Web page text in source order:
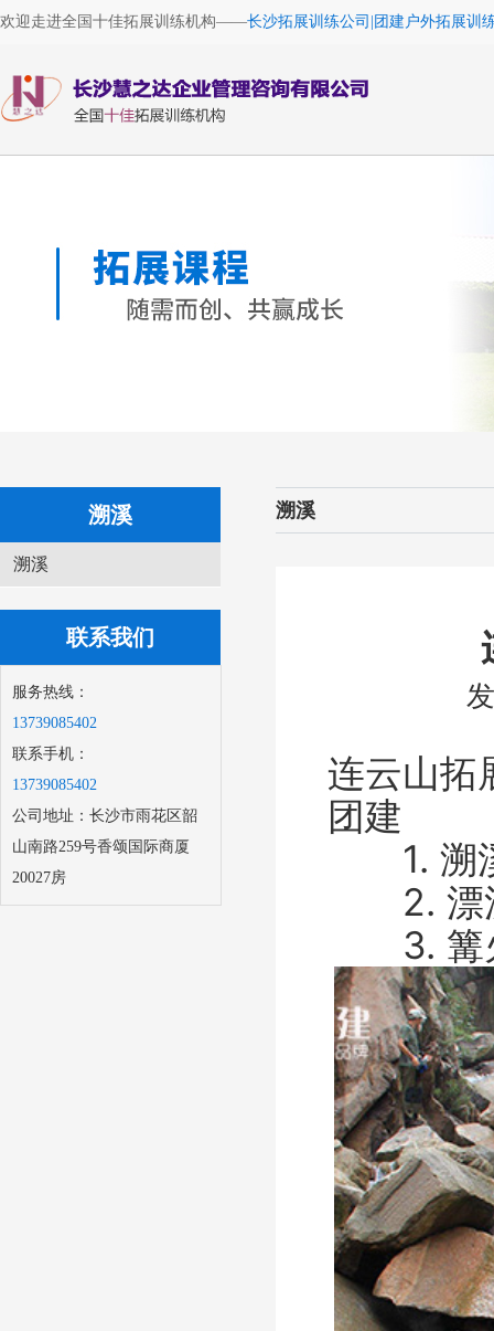
欢迎走进全国十佳拓展训练机构——长沙拓展训练公司|团建户外拓展训
溯溪
溯溪
联系我们
服务热线：
13739085402
联系手机：
13739085402
公司地址：长沙市雨花区韶
山南路259号香颂国际商厦
20027房
溯溪
连云山拓
团建
1. 溯
2. 漂
3. 篝